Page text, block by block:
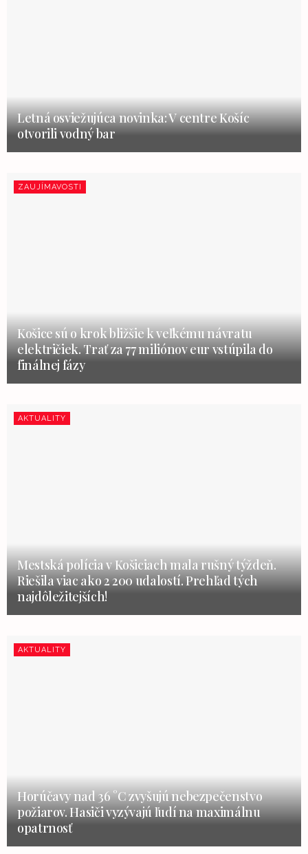
Letná osviežujúca novinka: V centre Košíc
otvorili vodný bar
ZAUJÍMAVOSTI
Košice sú o krok bližšie k veľkému návratu
električiek. Trať za 77 miliónov eur vstúpila do
finálnej fázy
AKTUALITY
Mestská polícia v Košiciach mala rušný týždeň.
Riešila viac ako 2 200 udalostí. Prehľad tých
najdôležitejších!
AKTUALITY
Horúčavy nad 36 °C zvyšujú nebezpečenstvo
požiarov. Hasiči vyzývajú ľudí na maximálnu
opatrnosť